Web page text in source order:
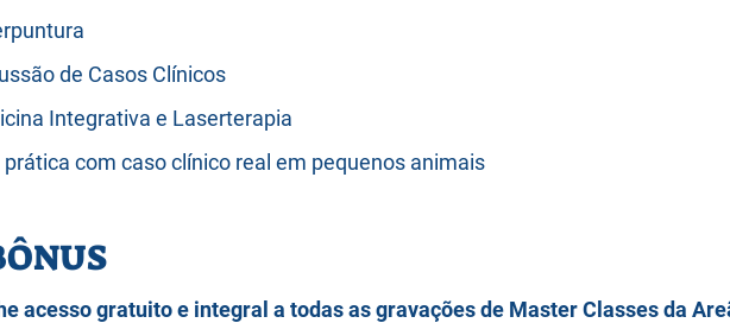
de Casos Clínicos
Integrativa e Laserterapia
prática com caso clínico real em pequenos animais
acesso gratuito e integral a todas as gravações de Master Classes da